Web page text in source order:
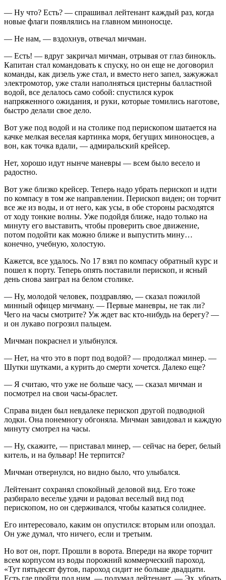
— Ну что? Есть? — спрашивал лейтенант каждый раз, когда
новые флаги появлялись на главном миноносце.
— Не нам, — вздохнув, отвечал мичман.
— Есть! — вдруг закричал мичман, отрывая от глаз бинокль.
Капитан стал командовать к спуску, но он еще не договорил
команды, как дизель уже стал, и вместо него запел, зажужжал
электромотор, уже стали наполняться цистерны балластной
водой, все делалось само собой: спустился курок
напряженного ожидания, и руки, которые томились наготове,
быстро делали свое дело.
Вот уже под водой и на столике под перископом шатается на
качке мелкая веселая картинка моря, бегущих миноносцев, а
вон, как точка вдали, — адмиральский крейсер.
Нет, хорошо идут нынче маневры — всем было весело и
радостно.
Вот уже близко крейсер. Теперь надо убрать перископ и идти
по компасу в том же направлении. Перископ виден; он торчит
все же из воды, и от него, как усы, в обе стороны расходятся
от ходу тонкие волны. Уже подойдя ближе, надо только на
минуту его выставить, чтобы проверить свое движение,
потом подойти как можно ближе и выпустить мину…
конечно, учебную, холостую.
Кажется, все удалось. No 17 взял по компасу обратный курс и
пошел к порту. Теперь опять поставили перископ, и ясный
день снова заиграл на белом столике.
— Ну, молодой человек, поздравляю, — сказал пожилой
минный офицер мичману. — Первые маневры, не так ли?
Чего на часы смотрите? Уж ждет вас кто-нибудь на берегу? —
и он лукаво погрозил пальцем.
Мичман покраснел и улыбнулся.
— Нет, на что это в порт под водой? — продолжал минер. —
Шутки шутками, а курить до смерти хочется. Далеко еще?
— Я считаю, что уже не больше часу, — сказал мичман и
посмотрел на свои часы-браслет.
Справа виден был невдалеке перископ другой подводной
лодки. Она понемногу обгоняла. Мичман завидовал и каждую
минуту смотрел на часы.
— Ну, скажите, — приставал минер, — сейчас на берег, белый
китель, и на бульвар! Не терпится?
Мичман отвернулся, но видно было, что улыбался.
Лейтенант сохранял спокойный деловой вид. Его тоже
разбирало веселье удачи и радовал веселый вид под
перископом, но он сдерживался, чтобы казаться солиднее.
Его интересовало, каким он опустился: вторым или опоздал.
Он уже думал, что ничего, если и третьим.
Но вот он, порт. Прошли в ворота. Впереди на якоре торчит
всем корпусом из воды порожний коммерческий пароход.
«Тут пятьдесят футов, пароход сидит не больше двадцати.
Есть где пройти под ним, — подумал лейтенант. — Эх, убрать